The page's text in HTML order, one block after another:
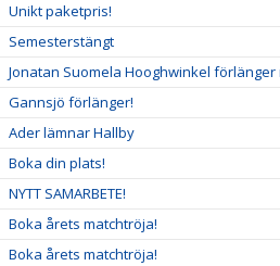
Unikt paketpris!
Semesterstängt
Jonatan Suomela Hooghwinkel förlänger
Gannsjö förlänger!
Ader lämnar Hallby
Boka din plats!
NYTT SAMARBETE!
Boka årets matchtröja!
Boka årets matchtröja!